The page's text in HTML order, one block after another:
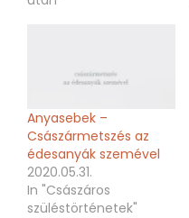
Anyasebek –
Császármetszés az
édesanyák szemével
2020.05.31.
In "Császáros
szüléstörténetek"